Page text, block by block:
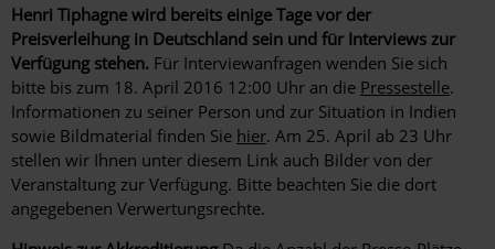
Henri Tiphagne wird bereits einige Tage vor der
Preisverleihung in Deutschland sein und für Interviews zur
Verfügung stehen. Für Interviewanfragen wenden Sie sich
bitte bis zum 18. April 2016 12:00 Uhr an die Pressestelle.
Informationen zu seiner Person und zur Situation in Indien
sowie Bildmaterial finden Sie hier. Am 25. April ab 23 Uhr
stellen wir Ihnen unter diesem Link auch Bilder von der
Veranstaltung zur Verfügung. Bitte beachten Sie die dort
angegebenen Verwertungsrechte.